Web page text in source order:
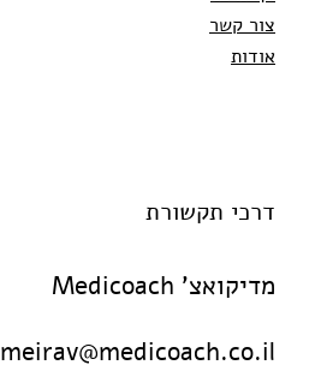
צור קשר
אודות
דרכי תקשורת
מדיקואצ' Medicoach
meirav@medicoach.co.il